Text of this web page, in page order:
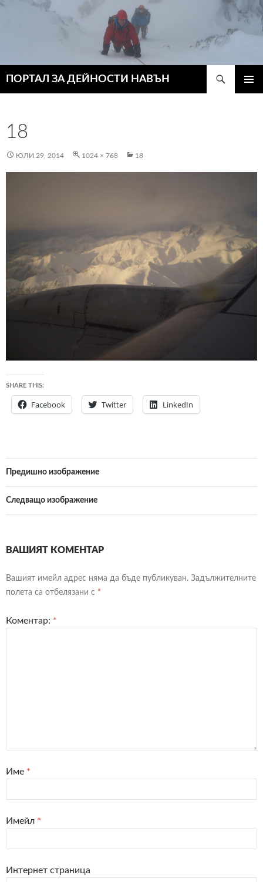
ПОРТАЛ ЗА ДЕЙНОСТИ НАВЪН
18
ЮЛИ 29, 2014 1024 × 768 18
SHARE THIS:
Facebook Twitter LinkedIn
Предишно изображение
Следващо изображение
ВАШИЯТ КОМЕНТАР
Вашият имейл адрес няма да бъде публикуван. Задължителните
полета са отбелязани с *
Коментар: *
Име *
Имейл *
Интернет страница